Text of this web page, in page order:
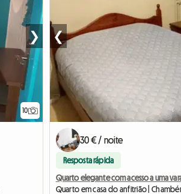
10
❯ ❮
30 € / noite
Resposta rápida
Quarto elegante com acesso a uma
Quarto em casa do anfitrião |